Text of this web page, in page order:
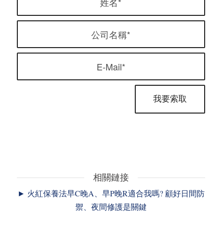
相關鏈接
► 火紅保養法早C晚A、早P晚R適合我嗎? 顧好日間防
禦、夜間修護是關鍵